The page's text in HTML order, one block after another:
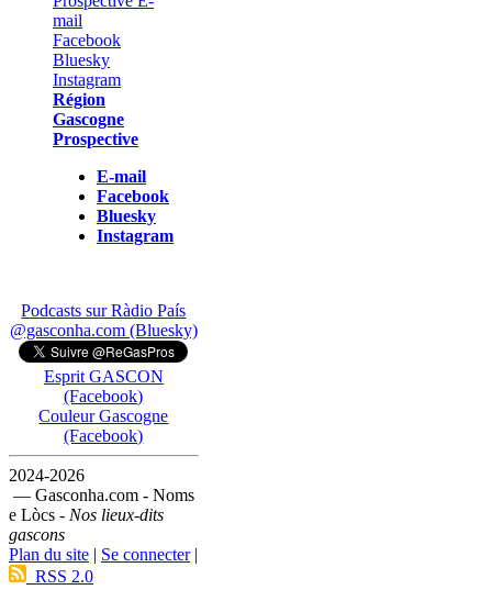
Région
Gascogne
Prospective
E-mail
Facebook
Bluesky
Instagram
Podcasts sur Ràdio País
@gasconha.com (Bluesky)
Esprit GASCON
(Facebook)
Couleur Gascogne
(Facebook)
2024-2026
— Gasconha.com - Noms
e Lòcs - Nos lieux-dits
gascons
Plan du site | Se connecter|
RSS 2.0